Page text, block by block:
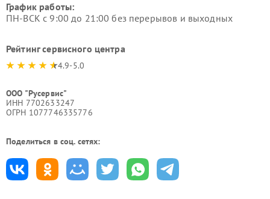
График работы:
ПН-ВСК с 9:00 до 21:00 без перерывов и выходных
Рейтинг сервисного центра
4.9-5.0
ООО "Русервис"
ИНН 7702633247
ОГРН 1077746335776
Поделиться в соц. сетях: